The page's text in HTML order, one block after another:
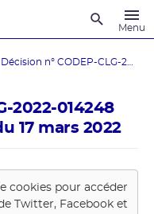
Menu
2022-014248
17 mars 2022
cookies pour accéder
Twitter, Facebook et